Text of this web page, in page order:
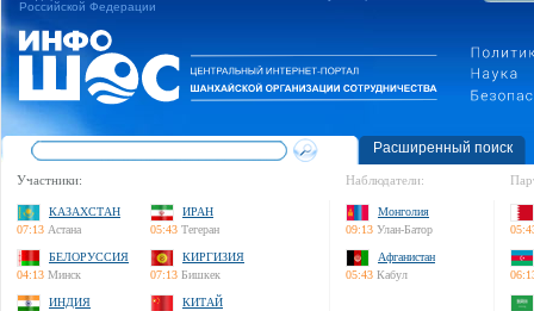
Российской Федерации
Расширенный поиск
Участники:
КАЗАХСТАН
07:13 Астана
ИРАН
05:43 Тегеран
БЕЛОРУССИЯ
04:13 Минск
КИРГИЗИЯ
07:13 Бишкек
ИНДИЯ
КИТАЙ
Наблюдатели:
Монголия
09:13 Улан-Батор
Афганистан
05:43 Кабул